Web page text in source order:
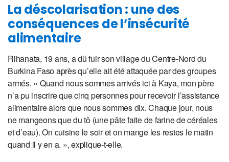
La déscolarisation : une des
conséquences de l’insécurité
alimentaire
Rihanata, 19 ans, a dû fuir son village du Centre-Nord du
Burkina Faso après qu’elle ait été attaquée par des groupes
armés. « Quand nous sommes arrivés ici à Kaya, mon père
n’a pu inscrire que cinq personnes pour recevoir l’assistance
alimentaire alors que nous sommes dix. Chaque jour, nous
ne mangeons que du tô (une pâte faite de farine de céréales
et d’eau). On cuisine le soir et on mange les restes le matin
quand il y en a. », explique-t-elle.